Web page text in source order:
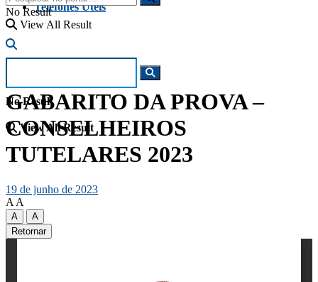
Telefones Úteis
No Result
View All Result
No Result
View All Result
GABARITO DA PROVA –
CONSELHEIROS
TUTELARES 2023
19 de junho de 2023
A A
A
A
Retornar